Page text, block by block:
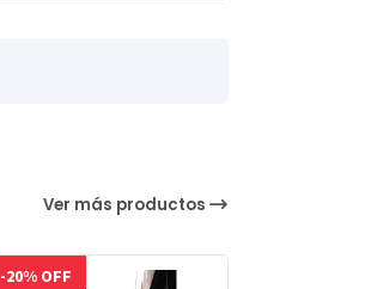
Ver más productos
-20% OFF